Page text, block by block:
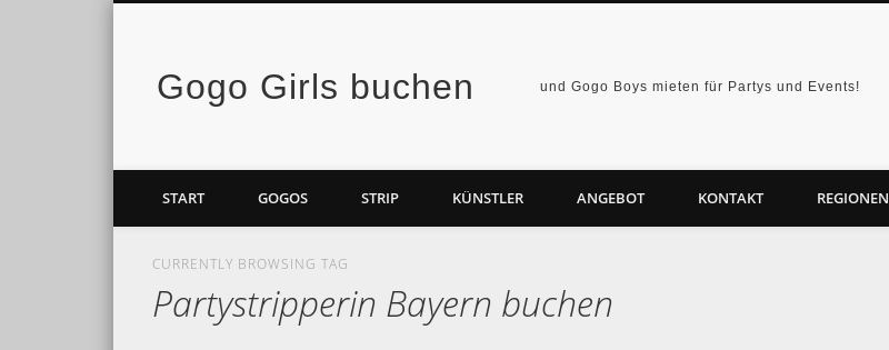
Gogo Girls buchen und Gogo Boys mieten für Partys und Events!
FacebookVimeo
START GOGOS STRIP KÜNSTLER ANGEBOT KONTAKT REGIONEN
CURRENTLY BROWSING TAG
Partystripperin Bayern buchen